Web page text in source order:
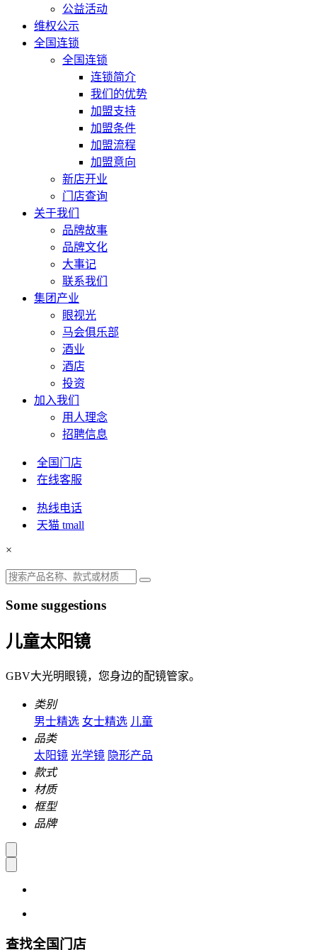
公益活动
维权公示
全国连锁
全国连锁
连锁简介
我们的优势
加盟支持
加盟条件
加盟流程
加盟意向
新店开业
门店查询
关于我们
品牌故事
品牌文化
大事记
联系我们
集团产业
眼视光
马会俱乐部
酒业
酒店
投资
加入我们
用人理念
招聘信息
全国门店
在线客服
热线电话
天猫 tmall
×
Some suggestions
儿童太阳镜
GBV大光明眼镜，您身边的配镜管家。
类别
男士精选 女士精选 儿童
品类
太阳镜 光学镜 隐形产品
款式
材质
框型
品牌
查找全国门店